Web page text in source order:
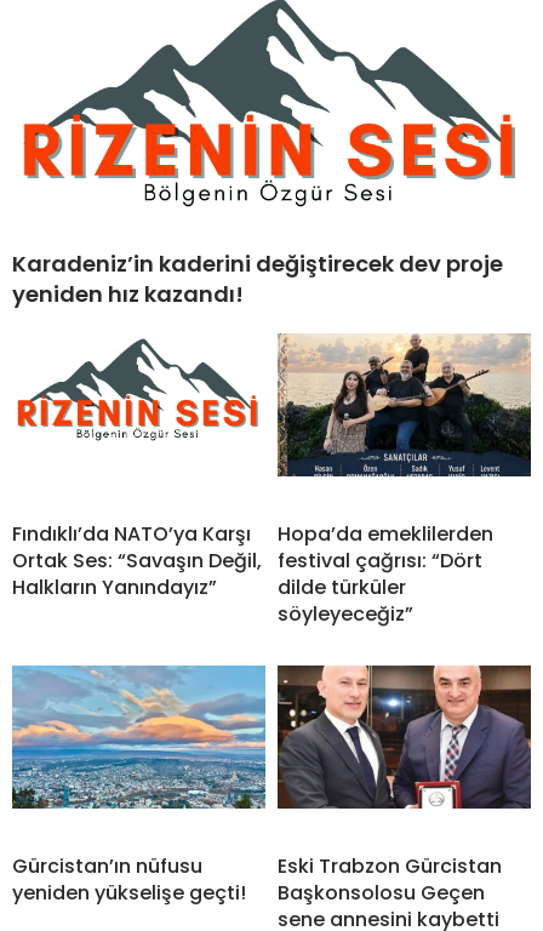
Karadeniz’in kaderini değiştirecek dev proje
yeniden hız kazandı!
Fındıklı’da NATO’ya Karşı
Ortak Ses: “Savaşın Değil,
Halkların Yanındayız”
Hopa’da emeklilerden
festival çağrısı: “Dört
dilde türküler
söyleyeceğiz”
Gürcistan’ın nüfusu
yeniden yükselişe geçti!
Eski Trabzon Gürcistan
Başkonsolosu Geçen
sene annesini kaybetti